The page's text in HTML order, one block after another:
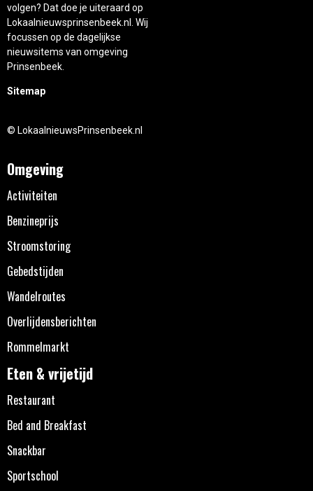
volgen? Dat doe je uiteraard op
Lokaalnieuwsprinsenbeek.nl. Wij
focussen op de dagelijkse
nieuwsitems van omgeving
Prinsenbeek.
Sitemap
© LokaalnieuwsPrinsenbeek.nl
Omgeving
Activiteiten
Benzineprijs
Stroomstoring
Gebedstijden
Wandelroutes
Overlijdensberichten
Rommelmarkt
Eten & vrijetijd
Restaurant
Bed and Breakfast
Snackbar
Sportschool